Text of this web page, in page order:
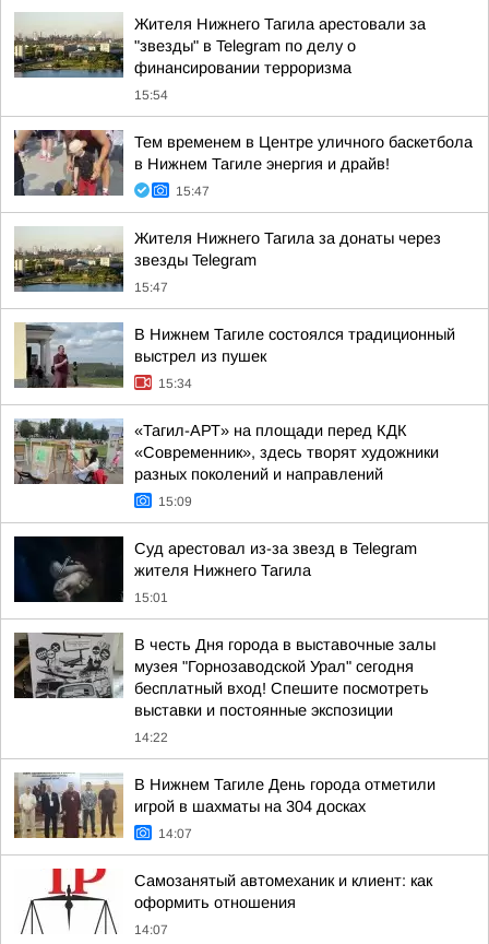
Жителя Нижнего Тагила арестовали за
"звезды" в Telegram по делу о
финансировании терроризма
15:54
Тем временем в Центре уличного баскетбола
в Нижнем Тагиле энергия и драйв!
15:47
Жителя Нижнего Тагила за донаты через
звезды Telegram
15:47
В Нижнем Тагиле состоялся традиционный
выстрел из пушек
15:34
«Тагил-АРТ» на площади перед КДК
«Современник», здесь творят художники
разных поколений и направлений
15:09
Суд арестовал из-за звезд в Telegram
жителя Нижнего Тагила
15:01
В честь Дня города в выставочные залы
музея "Горнозаводской Урал" сегодня
бесплатный вход! Спешите посмотреть
выставки и постоянные экспозиции
14:22
В Нижнем Тагиле День города отметили
игрой в шахматы на 304 досках
14:07
Самозанятый автомеханик и клиент: как
оформить отношения
14:07